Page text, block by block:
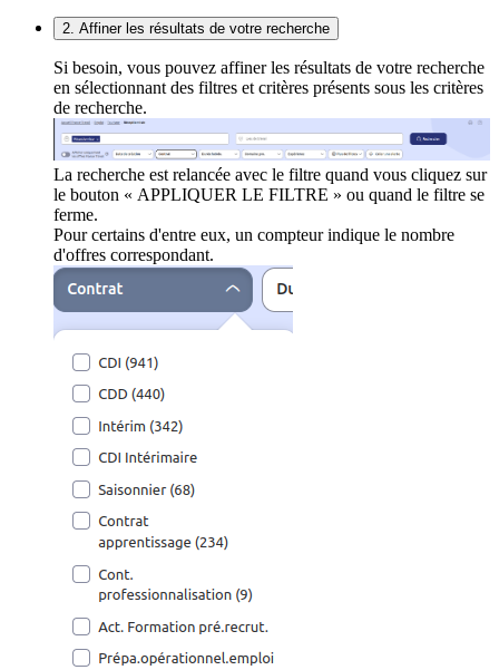
2. Affiner les résultats de votre recherche
Si besoin, vous pouvez affiner les résultats de votre recherche
en sélectionnant des filtres et critères présents sous les critères
de recherche.
La recherche est relancée avec le filtre quand vous cliquez sur
le bouton « APPLIQUER LE FILTRE » ou quand le filtre se
ferme.
Pour certains d'entre eux, un compteur indique le nombre
d'offres correspondant.